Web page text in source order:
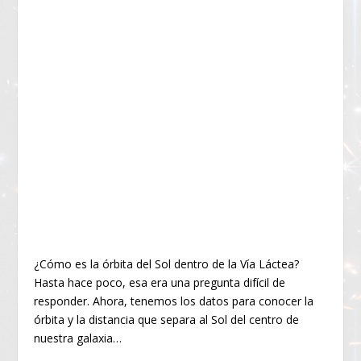
¿Cómo es la órbita del Sol dentro de la Vía Láctea?
Hasta hace poco, esa era una pregunta difícil de
responder. Ahora, tenemos los datos para conocer la
órbita y la distancia que separa al Sol del centro de
nuestra galaxia…